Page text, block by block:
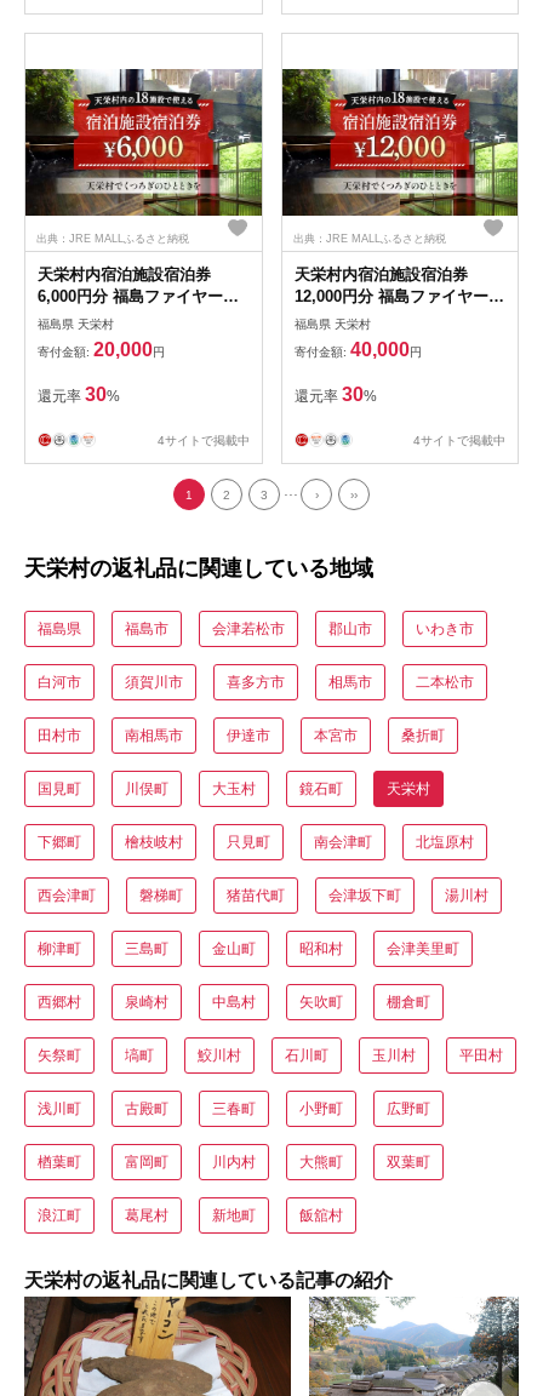
出典：JRE MALLふるさと納税
天栄村内宿泊施設宿泊券
6,000円分 福島ファイヤーボ
ンズ 林 翔太郎 選手 りん王子
天栄村PR大使 福島県 天栄村
ふるさと納税 F21T-037
福島県 天栄村
寄付金額: 20,000円
還元率 30%
4サイトで掲載中
出典：JRE MALLふるさと納税
天栄村内宿泊施設宿泊券
12,000円分 福島ファイヤーボ
ンズ 林 翔太郎 選手 りん王子
天栄村PR大使 福島県 天栄村
ふるさと納税 F21T-039
福島県 天栄村
寄付金額: 40,000円
還元率 30%
4サイトで掲載中
1 2 3 › ››
天栄村の返礼品に関連している地域
福島県 福島市 会津若松市 郡山市 いわき市
白河市 須賀川市 喜多方市 相馬市 二本松市
田村市 南相馬市 伊達市 本宮市 桑折町
国見町 川俣町 大玉村 鏡石町 天栄村
下郷町 檜枝岐村 只見町 南会津町 北塩原村
西会津町 磐梯町 猪苗代町 会津坂下町 湯川村
柳津町 三島町 金山町 昭和村 会津美里町
西郷村 泉崎村 中島村 矢吹町 棚倉町
矢祭町 塙町 鮫川村 石川町 玉川村 平田村
浅川町 古殿町 三春町 小野町 広野町
楢葉町 富岡町 川内村 大熊町 双葉町
浪江町 葛尾村 新地町 飯舘村
天栄村の返礼品に関連している記事の紹介